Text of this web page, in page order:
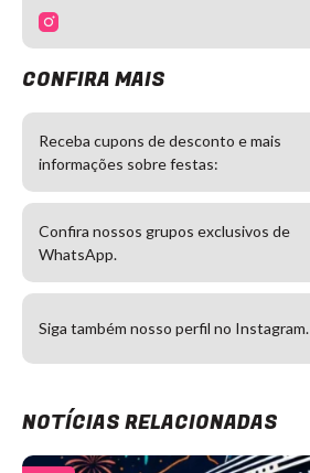
CONFIRA MAIS
Receba cupons de desconto e mais
informações sobre festas:
Confira nossos grupos exclusivos de
WhatsApp.
Siga também nosso perfil no Instagram.
NOTÍCIAS RELACIONADAS